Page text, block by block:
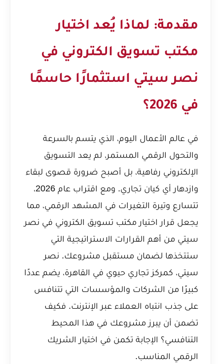
مقدمة: لماذا يُعد اختيار
مكتب تسويق الكتروني في
نصر سيتي استثمارًا حاسمًا
في 2026؟
في عالم الأعمال اليوم، الذي يتسم بالسرعة
والتحول الرقمي المستمر، لم يعد التسويق
الإلكتروني رفاهية، بل أصبح ضرورة قصوى لبقاء
وازدهار أي كيان تجاري. ومع اقتراب عام 2026،
تتسارع وتيرة التغيرات في المشهد الرقمي، مما
يجعل قرار اختيار مكتب تسويق الكتروني في نصر
سيتي من أهم القرارات الاستراتيجية التي
ستتخذها لضمان مستقبل مشروعك. نصر
سيتي، كمركز تجاري حيوي في القاهرة، يضم عددًا
كبيرًا من الشركات والمؤسسات التي تتنافس
على جذب انتباه العملاء عبر الإنترنت. فكيف
تضمن أن يبرز مشروعك في هذا المحيط
التنافسي؟ الإجابة تكمن في اختيار الشريك
الرقمي المناسب.